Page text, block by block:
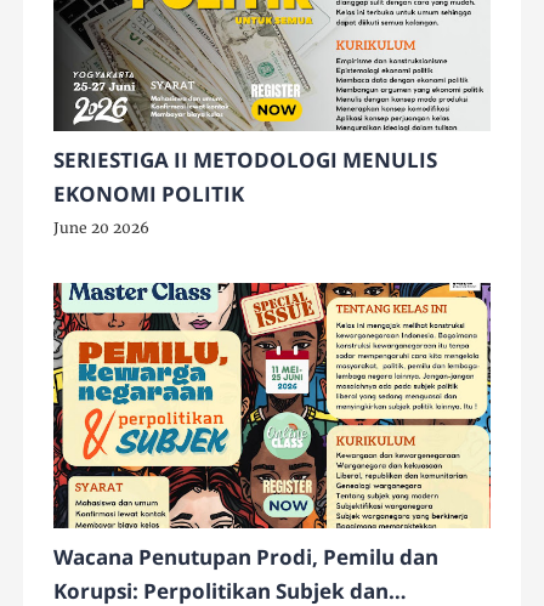
SERIESTIGA II METODOLOGI MENULIS
EKONOMI POLITIK
June 20 2026
Wacana Penutupan Prodi, Pemilu dan
Korupsi: Perpolitikan Subjek dan